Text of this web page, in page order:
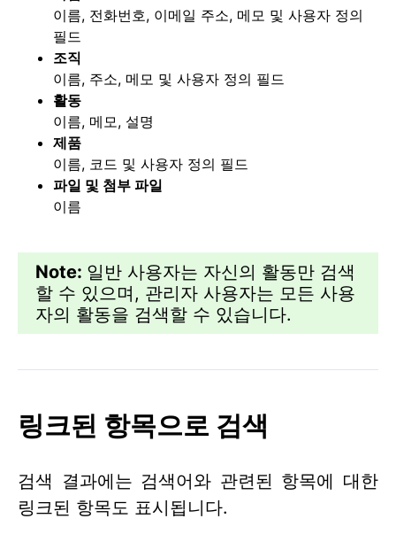
이름, 전화번호, 이메일 주소, 메모 및 사용자 정의
필드
조직
이름, 주소, 메모 및 사용자 정의 필드
활동
이름, 메모, 설명
제품
이름, 코드 및 사용자 정의 필드
파일 및 첨부 파일
이름
Note: 일반 사용자는 자신의 활동만 검색
할 수 있으며, 관리자 사용자는 모든 사용
자의 활동을 검색할 수 있습니다.
링크된 항목으로 검색
검색 결과에는 검색어와 관련된 항목에 대한
링크된 항목도 표시됩니다.